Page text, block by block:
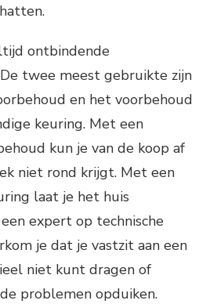
ontbindende
twee meest gebruikte zijn
en het voorbehoud
keuring. Met een
kun je van de koop af
niet rond krijgt. Met een
laat je het huis
expert op technische
je dat je vastzit aan een
niet kunt dragen of
problemen opduiken.